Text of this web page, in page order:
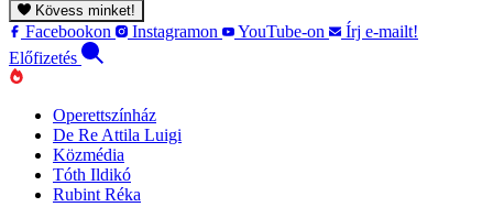
Kövess minket!
Facebookon Instagramon YouTube-on
Írj e-mailt!
Előfizetés
Operettszínház
De Re Attila Luigi
Közmédia
Tóth Ildikó
Rubint Réka